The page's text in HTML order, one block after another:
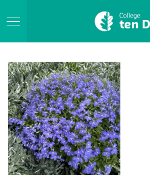
direct
naar
hoofdinhoud